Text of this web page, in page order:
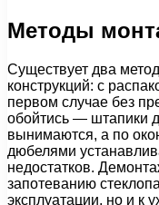
Методы
Существует два
конструкций: с
первом случае без
обойтись — штапики
вынимаются, а по
дюбелями
недостатков.
запотеванию
эксплуатации, но и к